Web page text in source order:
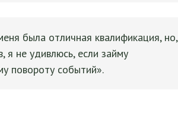
была отличная квалификация, но,
я не удивлюсь, если займу
повороту событий».